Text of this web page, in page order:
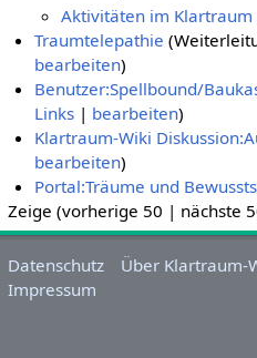
Aktivitäten im Klartraum
Traumtelepathie
bearbeiten)
Benutzer:Spellbound/
Links | bearbeiten)
Klartraum-Wiki
bearbeiten)
Portal:Träume und
Zeige (vorherige 50 | nächste
Datenschutz
Über Klartraum-
Impressum